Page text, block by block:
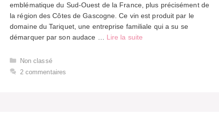
emblématique du Sud-Ouest de la France, plus précisément de
la région des Côtes de Gascogne. Ce vin est produit par le
domaine du Tariquet, une entreprise familiale qui a su se
démarquer par son audace … Lire la suite
Catégories
Non classé
2 commentaires